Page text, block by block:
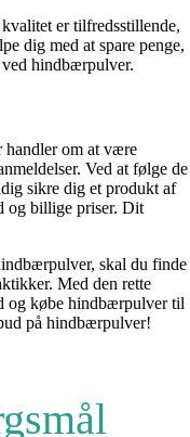
er tilfredsstillende,
dig med at spare penge,
hindbærpulver.
handler om at være
Ved at følge de
sikre dig et produkt af
og billige priser. Dit
skal du finde
Med den rette
og købe hindbærpulver til
på hindbærpulver!